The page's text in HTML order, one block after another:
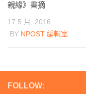
親緣》書摘
17 5 月, 2016
BY NPOST 編輯室
FOLLOW: